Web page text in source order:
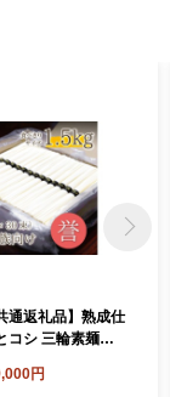
通返礼品】熟成仕
コシ 三輪素麺
そうめん ソーメ
円